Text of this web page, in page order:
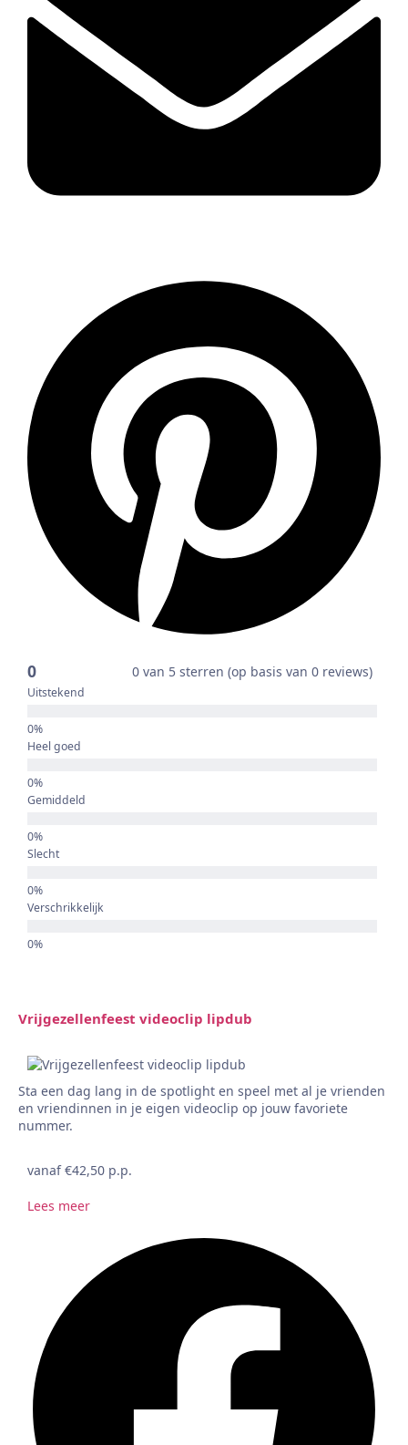
0 0 van 5 sterren (op basis van 0 reviews)
Uitstekend
Heel goed
Gemiddeld
Slecht
Verschrikkelijk
Vrijgezellenfeest videoclip lipdub
Sta een dag lang in de spotlight en speel met al je vrienden
en vriendinnen in je eigen videoclip op jouw favoriete
nummer.
vanaf €42,50 p.p.
Lees meer